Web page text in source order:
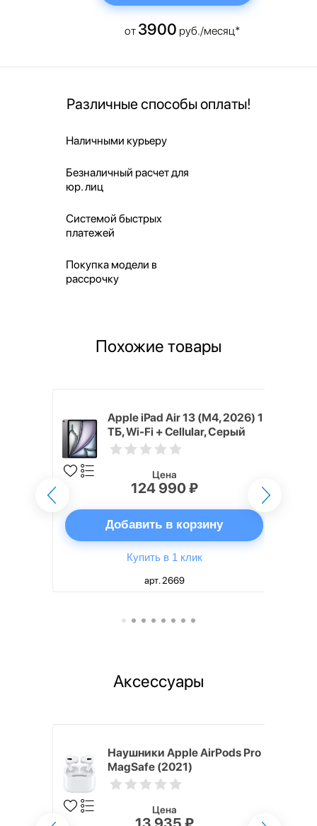
от 3900 руб./месяц*
Различные способы оплаты!
Наличными курьеру
Безналичный расчет для
юр. лиц
Системой быстрых
платежей
Покупка модели в
рассрочку
Похожие товары
Apple iPad Air 13 (M4, 2026) 1
ТБ, Wi-Fi + Cellular, Серый
космос (Space Gray)
Цена
124 990 ₽
Добавить в корзину
Купить в 1 клик
арт. 2669
Аксессуары
Наушники Apple AirPods Pro
MagSafe (2021)
Цена